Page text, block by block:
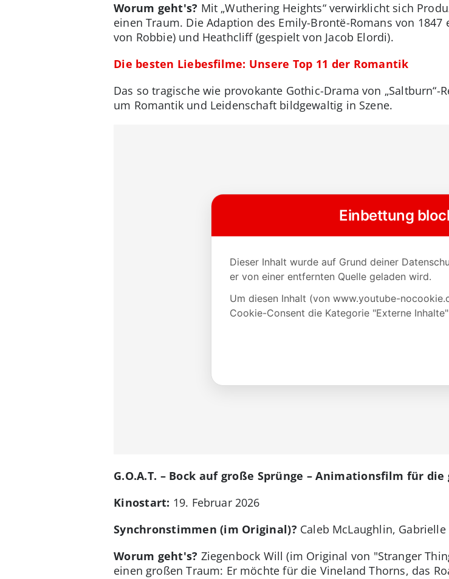
Worum geht's? Mit „Wuthering Heights“ verwirklicht sich
einen Traum. Die Adaption des Emily-Brontë-Romans von
von Robbie) und Heathcliff (gespielt von Jacob Elordi).
Die besten Liebesfilme: Unsere Top 11 der Romantik
Das so tragische wie provokante Gothic-Drama von
um Romantik und Leidenschaft bildgewaltig in Szene.
G.O.A.T. – Bock auf große Sprünge – Animationsfilm für die
Kinostart: 19. Februar 2026
Synchronstimmen (im Original)? Caleb McLaughlin,
Worum geht's? Ziegenbock Will (im Original von "Stranger
einen großen Traum: Er möchte für die Vineland Thorns, das